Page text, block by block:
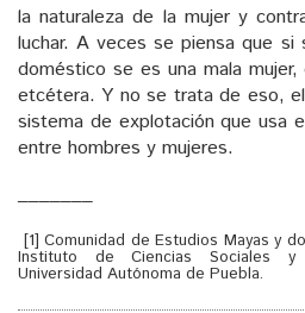
la naturaleza de la mujer y
luchar. A veces se piensa que si
doméstico se es una mala
etcétera. Y no se trata de eso,
sistema de explotación que usa
entre hombres y mujeres.
[1] Comunidad de Estudios Mayas y
Instituto de Ciencias Sociales y
Universidad Autónoma de Puebla.